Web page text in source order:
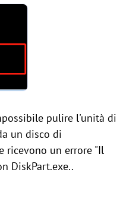
pulire l'unità di
un disco di
ricevono un errore "Il
DiskPart.exe..